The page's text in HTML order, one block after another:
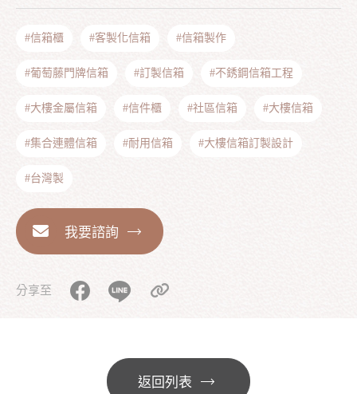
#信箱櫃 #客製化信箱 #信箱製作
#葡萄藤門牌信箱 #訂製信箱 #不銹鋼信箱工程
#大樓金屬信箱 #信件櫃 #社區信箱 #大樓信箱
#集合連體信箱 #耐用信箱 #大樓信箱訂製設計
#台灣製
我要諮詢
分享至
返回列表